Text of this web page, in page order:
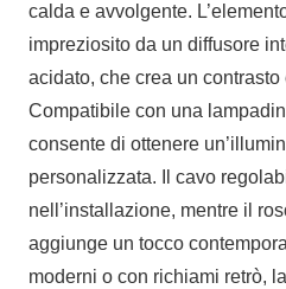
calda e avvolgente.
impreziosito da un diffusore
acidato, che crea un
Compatibile con una
consente di ottenere
personalizzata. Il cavo
nell’installazione, mentre il
aggiunge un tocco
moderni o con richiami retrò,